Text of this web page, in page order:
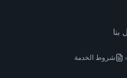
بنا
• شروط الخدمة